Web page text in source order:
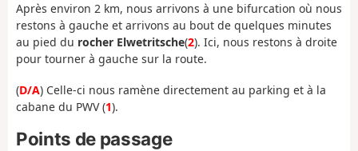
Après environ 2 km, nous arrivons à une bifurcation où nous
restons à gauche et arrivons au bout de quelques minutes
au pied du rocher Elwetritsche(2). Ici, nous restons à droite
pour tourner à gauche sur la route.
(D/A) Celle-ci nous ramène directement au parking et à la
cabane du PWV (1).
Points de passage